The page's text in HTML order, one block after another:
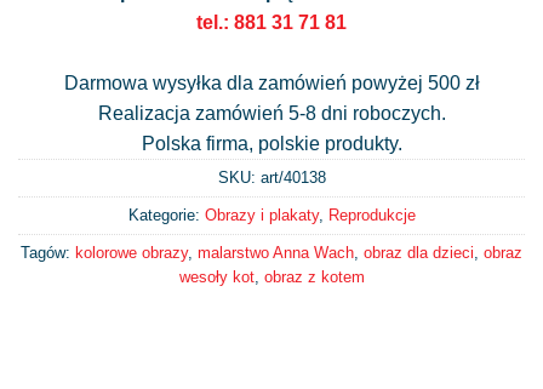
tel.: 881 31 71 81
Darmowa wysyłka dla zamówień powyżej 500 zł
Realizacja zamówień 5-8 dni roboczych.
Polska firma, polskie produkty.
SKU: art/40138
Kategorie: Obrazy i plakaty, Reprodukcje
Tagów: kolorowe obrazy, malarstwo Anna Wach, obraz dla dzieci, obraz
wesoły kot, obraz z kotem